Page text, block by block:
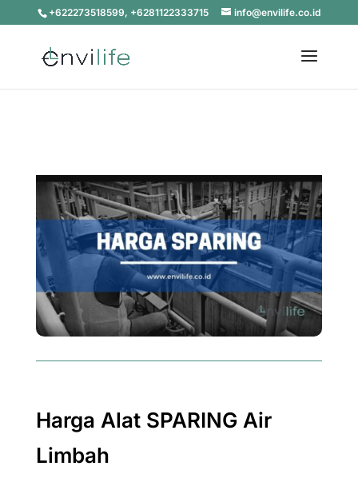
+622273518599, +6281122333715 info@envilife.co.id
Harga Alat SPARING Air
Limbah